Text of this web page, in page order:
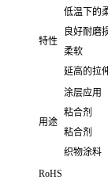
特性
低温下的
良好耐磨
柔软
延高的拉
用途
涂层应用
粘合剂
粘合剂
织物涂料
RoHS